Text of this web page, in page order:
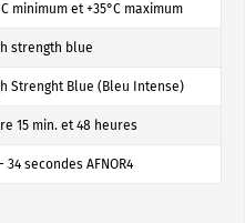
minimum et +35°C maximum
strength blue
Strenght Blue (Bleu Intense)
15 min. et 48 heures
34 secondes AFNOR4